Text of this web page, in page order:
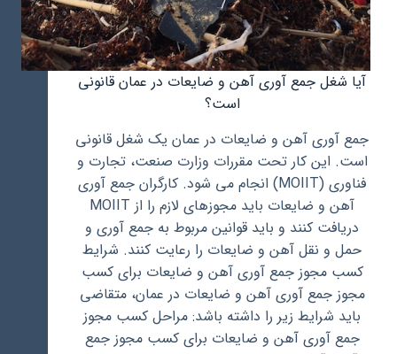
آیا شغل جمع آوری آهن و ضایعات در عمان قانونی
است؟
جمع آوری آهن و ضایعات در عمان یک شغل قانونی
است. این کار تحت مقررات وزارت صنعت، تجارت و
فناوری (MOIIT) انجام می شود. کارگران جمع آوری
آهن و ضایعات باید مجوزهای لازم را از MOIIT
دریافت کنند و باید قوانین مربوط به جمع آوری و
حمل و نقل آهن و ضایعات را رعایت کنند. شرایط
کسب مجوز جمع آوری آهن و ضایعات برای کسب
مجوز جمع آوری آهن و ضایعات در عمان، متقاضی
باید شرایط زیر را داشته باشد: مراحل کسب مجوز
جمع آوری آهن و ضایعات برای کسب مجوز جمع